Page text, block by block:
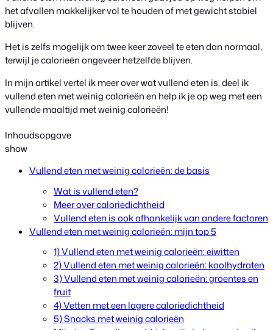
het afvallen makkelijker vol te houden of met gewicht stabiel
blijven.
Het is zelfs mogelijk om twee keer zoveel te eten dan normaal,
terwijl je calorieën ongeveer hetzelfde blijven.
In mijn artikel vertel ik meer over wat vullend eten is, deel ik
vullend eten met weinig calorieën en help ik je op weg met een
vullende maaltijd met weinig calorieën!
Inhoudsopgave
show
Vullend eten met weinig calorieën: de basis
Wat is vullend eten?
Meer over caloriedichtheid
Vullend eten is ook afhankelijk van andere factoren
Vullend eten met weinig calorieën: mijn top 5
1) Vullend eten met weinig calorieën: eiwitten
2) Vullend eten met weinig calorieën: koolhydraten
3) Vullend eten met weinig calorieën: groentes en
fruit
4) Vetten met een lagere caloriedichtheid
5) Snacks met weinig calorieën